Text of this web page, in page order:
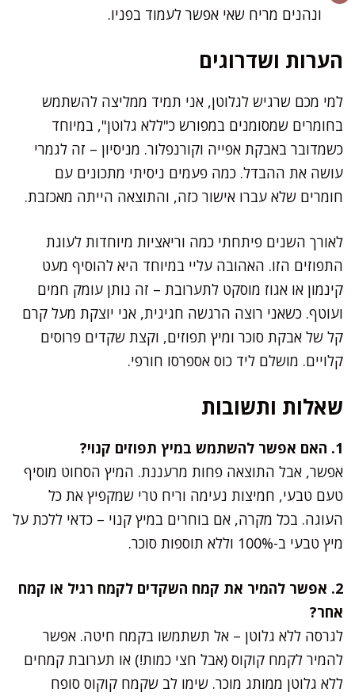
ונהנים מריח שאי אפשר לעמוד בפניו.
הערות ושדרוגים
למי מכם שרגיש לגלוטן, אני תמיד ממליצה להשתמש
בחומרים שמסומנים במפורש כ"ללא גלוטן", במיוחד
כשמדובר באבקת אפייה וקורנפלור. מניסיון – זה לגמרי
עושה את ההבדל. כמה פעמים ניסיתי מתכונים עם
חומרים שלא עברו אישור כזה, והתוצאה הייתה מאכזבת.
לאורך השנים פיתחתי כמה וריאציות מיוחדות לעוגת
התפוזים הזו. האהובה עליי במיוחד היא להוסיף מעט
קינמון או אגוז מוסקט לתערובת – זה נותן עומק חמים
ועוטף. כשאני רוצה הרגשה חגיגית, אני יוצקת מעל קרם
קל של אבקת סוכר ומיץ תפוזים, וקצת שקדים פרוסים
קלויים. מושלם ליד כוס אספרסו חורפי.
שאלות ותשובות
1. האם אפשר להשתמש במיץ תפוזים קנוי?
אפשר, אבל התוצאה פחות מרעננת. המיץ הסחוט מוסיף
טעם טבעי, חמיצות נעימה וריח טרי שמקפיץ את כל
העוגה. בכל מקרה, אם בוחרים במיץ קנוי – כדאי ללכת על
מיץ טבעי ב-100% וללא תוספות סוכר.
2. אפשר להמיר את קמח השקדים לקמח רגיל או קמח
אחר?
לגרסה ללא גלוטן – אל תשתמשו בקמח חיטה. אפשר
להמיר לקמח קוקוס (אבל חצי כמות!) או תערובת קמחים
ללא גלוטן ממותג מוכר. שימו לב שקמח קוקוס סופח